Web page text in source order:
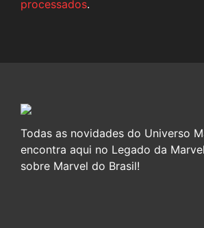
processados.
Todas as novidades do Universo
encontra aqui no Legado da
sobre Marvel do Brasil!